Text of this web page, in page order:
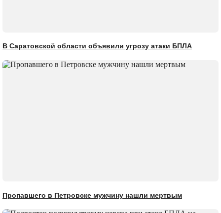
В Саратовской области объявили угрозу атаки БПЛА
Пропавшего в Петровске мужчину нашли мертвым